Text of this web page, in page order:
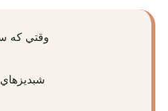
وقتي كه